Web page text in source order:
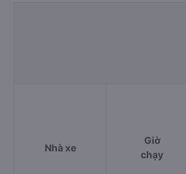
Nhà xe
Giờ
chạy